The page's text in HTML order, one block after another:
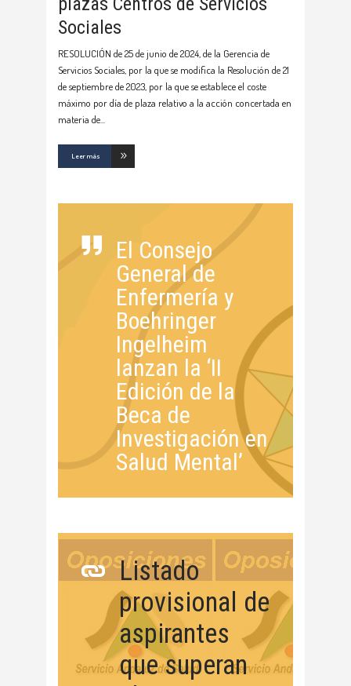
Sociales
RESOLUCIÓN de 25 de junio de 2024, de la Gerencia de
Servicios Sociales, por la que se modifica la Resolución de 21
de septiembre de 2023, por la que se establece el coste
máximo por día de plaza relativo a la acción concertada en
materia de
Leer más
El Consejo
General de
Enfermería y
Boehringer
Ingelheim
lanzan la ‘II
Edición de la
Beca de
Investigación en
Salud Mental’
Listado
provisional de
aspirantes
que superan